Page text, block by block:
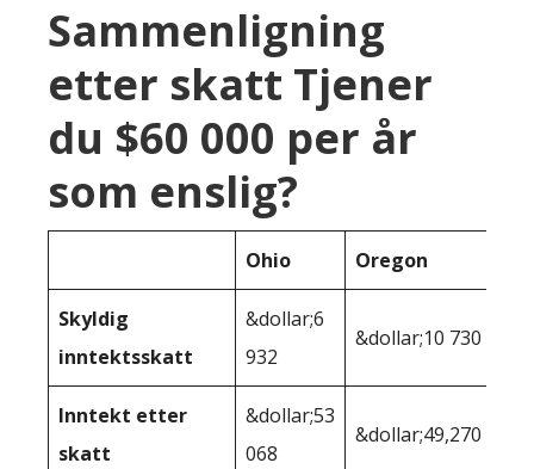
Sammenligning
etter skatt Tjener
du $60 000 per år
som enslig?
Ohio Oregon
Skyldig
inntektsskatt
&dollar;6
932
&dollar;10 730
Inntekt etter
skatt
&dollar;53
068
&dollar;49,270